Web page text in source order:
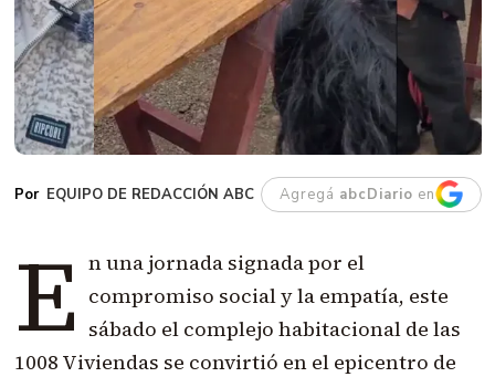
EQUIPO DE REDACCIÓN ABC Agregá abcDiario en
E n una jornada signada por el
compromiso social y la empatía, este
sábado el complejo habitacional de las
1008 Viviendas se convirtió en el epicentro de